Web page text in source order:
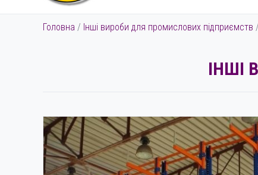
Головна / Інші вироби для промислових підприємств
ІНШІ